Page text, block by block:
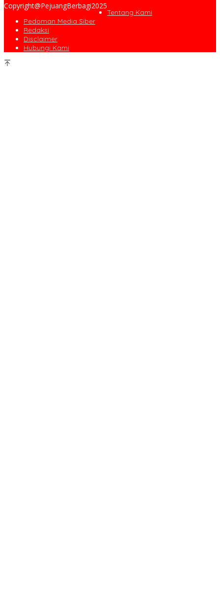
Copyright@PejuangBerbagi2025
Tentang Kami
Pedoman Media Siber
Redaksi
Disclaimer
Hubungi Kami